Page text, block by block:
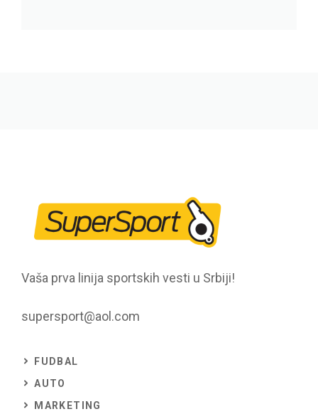
Vaša prva linija sportskih vesti u Srbiji!
supersport@aol.com
FUDBAL
AUTO
MARKETING